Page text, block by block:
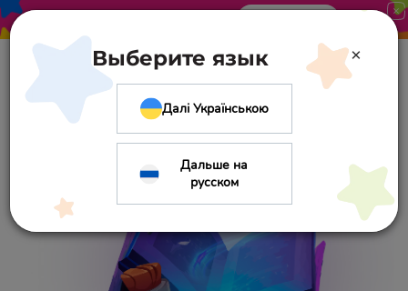
×
Выберите язык
Далі Українською
Дальше на
русском